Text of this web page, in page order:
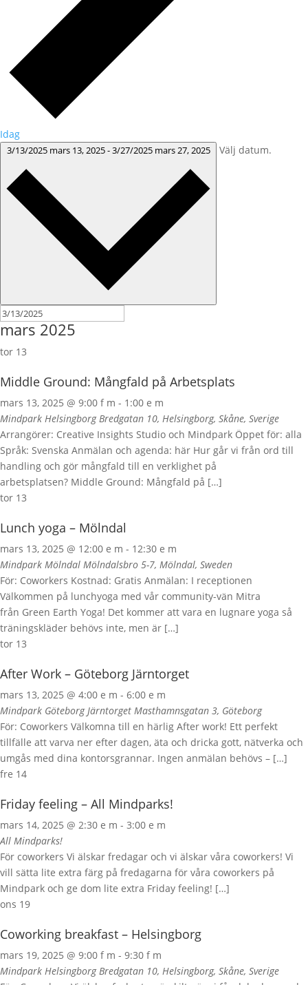
Idag
3/13/2025 mars 13, 2025-3/27/2025 mars 27, 2025 Välj datum.
mars 2025
tor 13
Middle Ground: Mångfald på Arbetsplats
mars 13, 2025 @ 9:00 f m - 1:00 e m
Mindpark HelsingborgBredgatan 10, Helsingborg, Skåne, Sverige
Arrangörer: Creative Insights Studio och Mindpark Öppet för: alla
Språk: Svenska Anmälan och agenda: här Hur går vi från ord till
handling och gör mångfald till en verklighet på
arbetsplatsen? Middle Ground: Mångfald på […]
tor 13
Lunch yoga – Mölndal
mars 13, 2025 @ 12:00 e m - 12:30 e m
Mindpark Mölndal Mölndalsbro 5-7, Mölndal, Sweden
För: Coworkers Kostnad: Gratis Anmälan: I receptionen
Välkommen på lunchyoga med vår community-vän Mitra
från Green Earth Yoga! Det kommer att vara en lugnare yoga så
träningskläder behövs inte, men är […]
tor 13
After Work – Göteborg Järntorget
mars 13, 2025 @ 4:00 e m - 6:00 e m
Mindpark Göteborg Järntorget Masthamnsgatan 3, Göteborg
För: Coworkers Välkomna till en härlig After work! Ett perfekt
tillfälle att varva ner efter dagen, äta och dricka gott, nätverka och
umgås med dina kontorsgrannar. Ingen anmälan behövs – […]
fre 14
Friday feeling – All Mindparks!
mars 14, 2025 @ 2:30 e m - 3:00 e m
All Mindparks!
För coworkers Vi älskar fredagar och vi älskar våra coworkers! Vi
vill sätta lite extra färg på fredagarna för våra coworkers på
Mindpark och ge dom lite extra Friday feeling! […]
ons 19
Coworking breakfast – Helsingborg
mars 19, 2025 @ 9:00 f m - 9:30 f m
Mindpark HelsingborgBredgatan 10, Helsingborg, Skåne, Sverige